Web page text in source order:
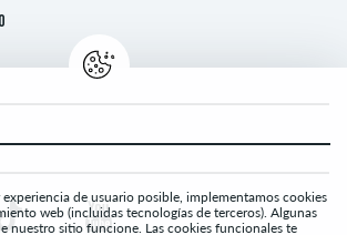
de usuario posible, implementamos cookies
web (incluidas tecnologías de terceros). Algunas
nuestro sitio funcione. Las cookies funcionales te